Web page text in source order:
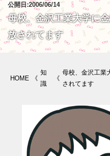
公開日:2006/06/14
母校、金沢工業大学に
放されてます
HOME 《
知
識
《
母校、金沢工業
されてます